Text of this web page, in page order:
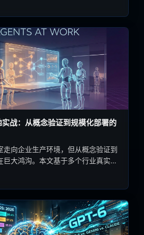
战：从概念验证到规模化部署的
走向企业生产环境，但从概念验证到
巨大鸿沟。本文基于多个行业真实案